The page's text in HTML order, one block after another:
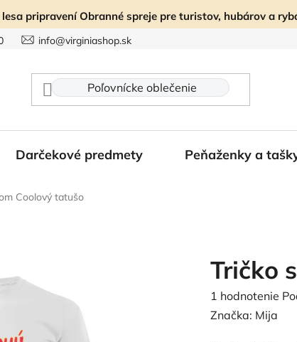
lesa pripravení Obranné spreje pre turistov, hubárov a
info@virginiashop.sk
Darčekové predmety Peňaženky a
Coolový tatušo
Tričko
Priemerné
hodnotenie
1 hodnotenie
Značka: Mija